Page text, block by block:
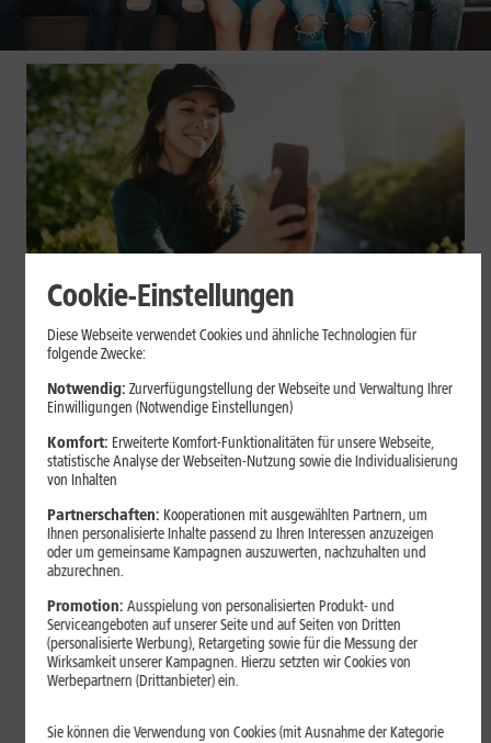
Datenvolumen sparen: Praktische
Tipps für Dein Smartphone
Videos, Social Media, Cloud-Backups und App-Updates können
Dein mobiles Datenvolumen schnell belasten. Mit einigen
Verbrauch begrenzen.
Mehr erfahren
Cookie-Einstellungen
Diese Webseite verwendet Cookies und ähnliche Technologien für
folgende Zwecke:
Notwendig: Zurverfügungstellung der Webseite und Verwaltung Ihrer
Einwilligungen (Notwendige Einstellungen)
Komfort: Erweiterte Komfort-Funktionalitäten für unsere Webseite,
statistische Analyse der Webseiten-Nutzung sowie die Individualisierung
von Inhalten
Partnerschaften: Kooperationen mit ausgewählten Partnern, um
Ihnen personalisierte Inhalte passend zu Ihren Interessen anzuzeigen
oder um gemeinsame Kampagnen auszuwerten, nachzuhalten und
abzurechnen.
Promotion: Ausspielung von personalisierten Produkt- und
Serviceangeboten auf unserer Seite und auf Seiten von Dritten
(personalisierte Werbung), Retargeting sowie für die Messung der
Wirksamkeit unserer Kampagnen. Hierzu setzten wir Cookies von
Werbepartnern (Drittanbieter) ein.
Sie können die Verwendung von Cookies (mit Ausnahme der Kategorie